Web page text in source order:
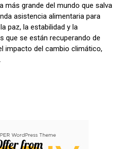
más grande del mundo que salva
asistencia alimentaria para
paz, la estabilidad y la
que se están recuperando de
impacto del cambio climático,